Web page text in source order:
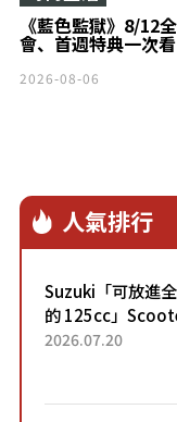
《藍色監獄》8/12
會、首週特典一次看
2026-08-06
人氣排行
Suzuki「可放進
的 125cc」
目！採用全新流線
2026.07.20